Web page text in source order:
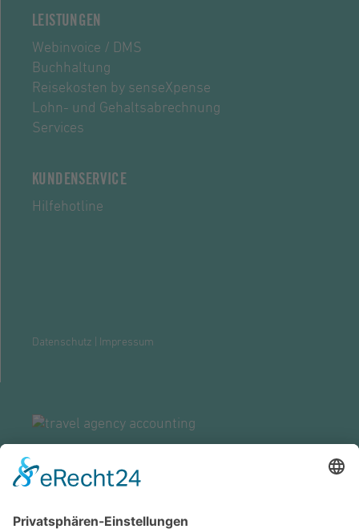
LEISTUNGEN
Webinvoice / DMS
Buchhaltung
Reisekosten by senseXpense
Lohn- und Gehaltsabrechnung
Services
KUNDENSERVICE
Hilfehotline
Datenschutz Impressum
ZENTRALE GROSSWALLSTADT
Lützeltaler Straße 5c